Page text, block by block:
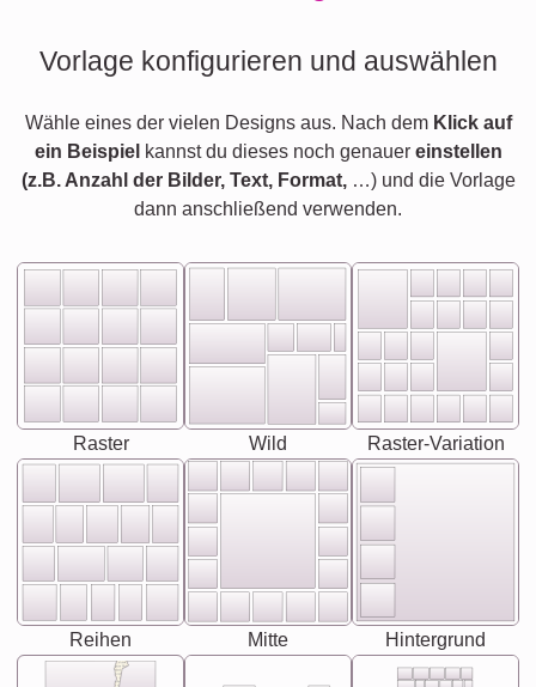
Vorlage konfigurieren und auswählen
Wähle eines der vielen Designs aus. Nach dem Klick auf
ein Beispiel kannst du dieses noch genauer einstellen
(z.B. Anzahl der Bilder, Text, Format,…) und die Vorlage
dann anschließend verwenden.
Raster Wild Raster-Variation
Reihen Mitte Hintergrund